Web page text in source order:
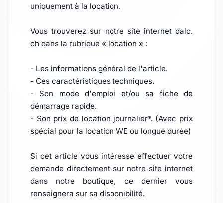
uniquement à la location.
Vous trouverez sur notre site internet dalc.
ch dans la rubrique « location » :
- Les informations général de l'article.
- Ces caractéristiques techniques.
- Son mode d'emploi et/ou sa fiche de
démarrage rapide.
- Son prix de location journalier*. (Avec prix
spécial pour la location WE ou longue durée)
Si cet article vous intéresse effectuer votre
demande directement sur notre site internet
dans notre boutique, ce dernier vous
renseignera sur sa disponibilité.